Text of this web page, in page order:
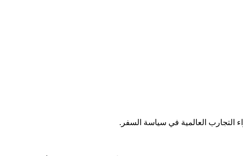
التجارب العالمية في سياسة السفر.